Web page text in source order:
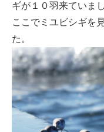
ギが１０羽来ていまし
ここでミユビシギを
た。